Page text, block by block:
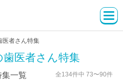
医者さん特集
医者さん特集
一覧 全134件中 73〜90件